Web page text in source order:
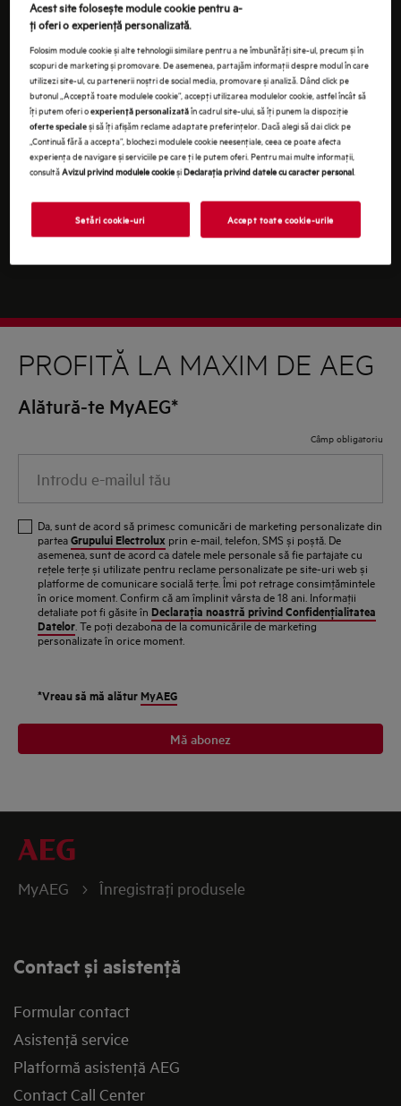
datele tale cu caracter personal, te rugăm să consulţi
declaraţia noastră privindprotecţia Datelor.
PROFITĂ LA MAXIM DE AEG
Alătură-te MyAEG*
Câmp obligatoriu
Da, sunt de acord să primesc comunicări de marketing personalizate din
parteaGrupului Electrolux prin e-mail, telefon, SMS și poștă. De
asemenea, sunt de acord ca datele mele personale să fie partajate cu
reţele terţe și utilizate pentru reclame personalizate pe site-uri web și
platforme de comunicare socială terţe. Îmi pot retrage consimţămintele
în orice moment. Confirm că am împlinit vârsta de 18 ani. Informaţii
detaliate pot fi găsite în Declaraţia noastră privind Confidenţialitatea
Datelor . Te poţi dezabona de la comunicările de marketing
personalizate în orice moment.
*Vreau să mă alătur MyAEG
Mă abonez
MyAEG Înregistraţi produsele
Contact și asistenţă
Formular contact
Asistenţă service
Platformă asistenţă AEG
Contact Call Center
Acest site folosește module cookie pentru a-
ţi oferi o experienţă personalizată.
Folosim module cookie și alte tehnologii similare pentru a ne îmbunătăţi site-ul, precum și în
scopuri de marketing și promovare. De asemenea, partajăm informaţii despre modul în care
utilizezi site-ul, cu partenerii noștri de social media, promovare și analiză. Dând click pe
butonul „Acceptă toate modulele cookie”, accepţi utilizarea modulelor cookie, astfel încât să
îţi putem oferi oexperienţă personalizatăîn cadrul site-ului, să îţi punem la dispoziţie
oferte specialeși să îţi afișăm reclame adaptate preferinţelor. Dacă alegi să dai click pe
„Continuă fără a accepta”, blochezi modulele cookie neesenţiale, ceea ce poate afecta
experienţa de navigare și serviciile pe care ţi le putem oferi. Pentru mai multe informaţii,
consultăAvizul privind modulele cookieșiDeclaraţia privind datele cu caracter personal
Setări cookie-uri Accept toate cookie-urile